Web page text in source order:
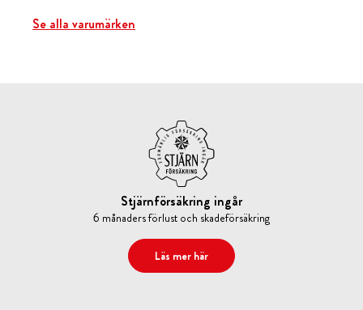
Se alla varumärken
Stjärnförsäkring ingår
6 månaders förlust och skadeförsäkring
Läs mer här